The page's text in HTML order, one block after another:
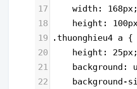
17
    width: 168px;
18
height:
19
.thuonghieu4 a
20
    height: 25px;
21
background:
22
background-